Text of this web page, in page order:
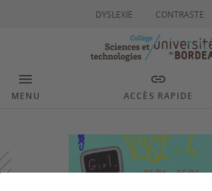
DYSLEXIE CONTRASTE
MENU ACCÈS RAPIDE